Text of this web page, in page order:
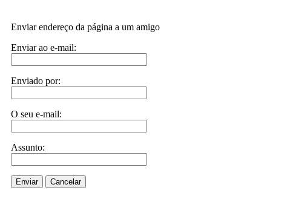
Enviar endereço da página a um amigo
Enviar ao e-mail:
Enviado por:
O seu e-mail:
Assunto:
Enviar Cancelar